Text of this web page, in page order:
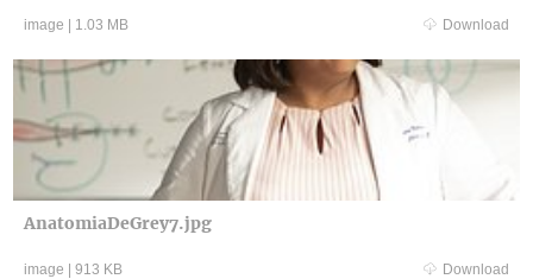
image 1.03 MB Download
AnatomiaDeGrey7.jpg
image 913 KB Download